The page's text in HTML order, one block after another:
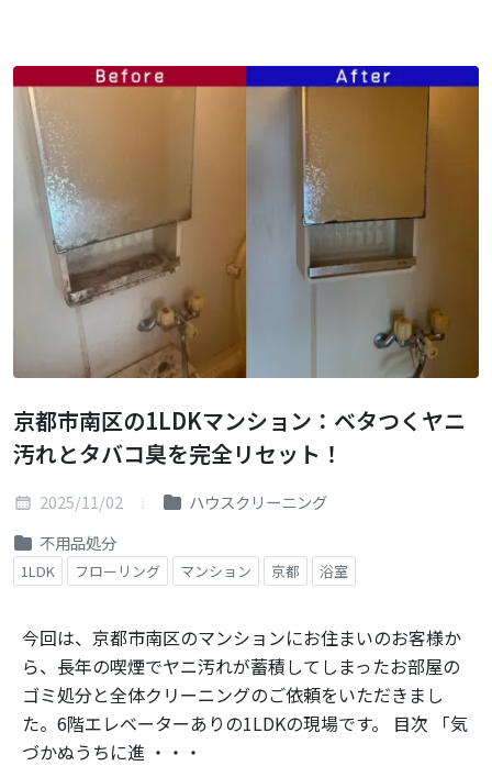
京都市南区の1LDKマンション：ベタつくヤニ
汚れとタバコ臭を完全リセット！
2025/11/02
ハウスクリーニング
不用品処分
1LDK フローリング マンション 京都 浴室
今回は、京都市南区のマンションにお住まいのお客様か
ら、長年の喫煙でヤニ汚れが蓄積してしまったお部屋の
ゴミ処分と全体クリーニングのご依頼をいただきまし
た。6階エレベーターありの1LDKの現場です。 目次 「気
づかぬうちに進 ・・・